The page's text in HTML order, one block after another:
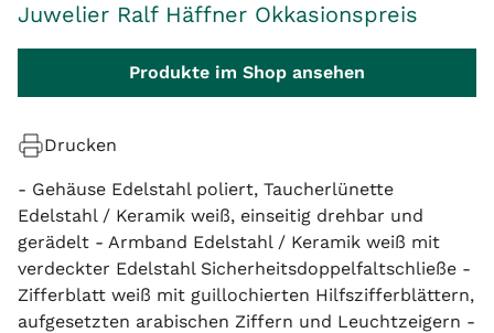
Juwelier Ralf Häffner Okkasionspreis
Produkte im Shop ansehen
Drucken
- Gehäuse Edelstahl poliert, Taucherlünette
Edelstahl / Keramik weiß, einseitig drehbar und
gerädelt - Armband Edelstahl / Keramik weiß mit
verdeckter Edelstahl Sicherheitsdoppelfaltschließe -
Zifferblatt weiß mit guillochierten Hilfszifferblättern,
aufgesetzten arabischen Ziffern und Leuchtzeigern -